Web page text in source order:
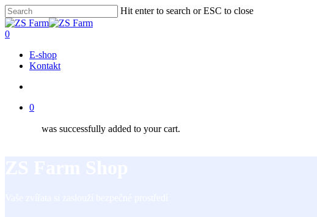
Skip
to
main
Hit enter to search or ESC to close
Close
Search
account
0
E-shop
Kontakt
0
was successfully added to your cart.